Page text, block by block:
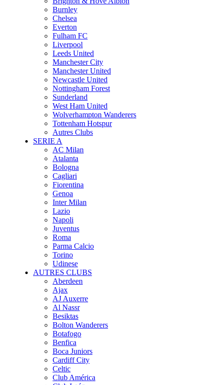
Burnley
Chelsea
Everton
Fulham FC
Liverpool
Leeds United
Manchester City
Manchester United
Newcastle United
Nottingham Forest
Sunderland
West Ham United
Wolverhampton Wanderers
Tottenham Hotspur
Autres Clubs
SERIE A
AC Milan
Atalanta
Bologna
Cagliari
Fiorentina
Genoa
Inter Milan
Lazio
Napoli
Juventus
Roma
Parma Calcio
Torino
Udinese
AUTRES CLUBS
Aberdeen
Ajax
AJ Auxerre
Al Nassr
Besiktas
Bolton Wanderers
Botafogo
Benfica
Boca Juniors
Cardiff City
Celtic
Club América